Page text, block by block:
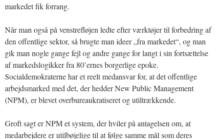
markedet fik forrang.
Når man også på venstrefløjen ledte efter værktøjer til forbedring af
den offentlige sektor, så brugte man ideer „fra markedet“, og man
gik man nogle gange fejl og andre gange for langt i sin fortsættelse
af markedslogikker fra 80’ernes borgerlige epoke.
Socialdemokraterne har et reelt medansvar for, at det offentlige
arbejdsmarked med det, der hedder New Public Management
(NPM), er blevet overbureaukratiseret og utiltrækkende.
Groft sagt er NPM et system, der hviler på antagelsen om, at
medarbejdere er utilbøjelige til at følge samme mål som deres